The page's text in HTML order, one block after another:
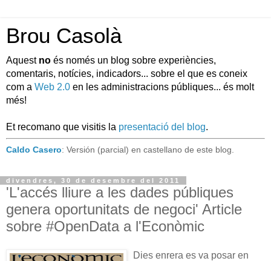
Brou Casolà
Aquest no és només un blog sobre experiències,
comentaris, notícies, indicadors... sobre el que es coneix
com a Web 2.0 en les administracions públiques... és molt
més!
Et recomano que visitis la presentació del blog.
Caldo Casero: Versión (parcial) en castellano de este blog.
divendres, 30 de desembre del 2011
'L'accés lliure a les dades públiques
genera oportunitats de negoci' Article
sobre #OpenData a l'Econòmic
Dies enrera es va posar en